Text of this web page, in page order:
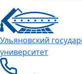
Ульяновский
университет